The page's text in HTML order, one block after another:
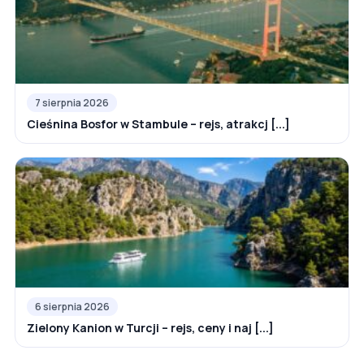
7 sierpnia 2026
Cieśnina Bosfor w Stambule – rejs, atrakcj [...]
6 sierpnia 2026
Zielony Kanion w Turcji – rejs, ceny i naj [...]